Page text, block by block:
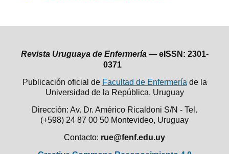
Revista Uruguaya de Enfermería — eISSN: 2301-
0371
Publicación oficial de Facultad de Enfermería de la
Universidad de la República, Uruguay
Dirección: Av. Dr. Américo Ricaldoni S/N - Tel.
(+598) 24 87 00 50 Montevideo, Uruguay
Contacto: rue@fenf.edu.uy